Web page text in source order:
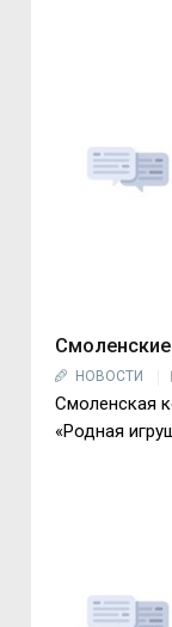
НОВОСТИ
Смоленская
«Родная